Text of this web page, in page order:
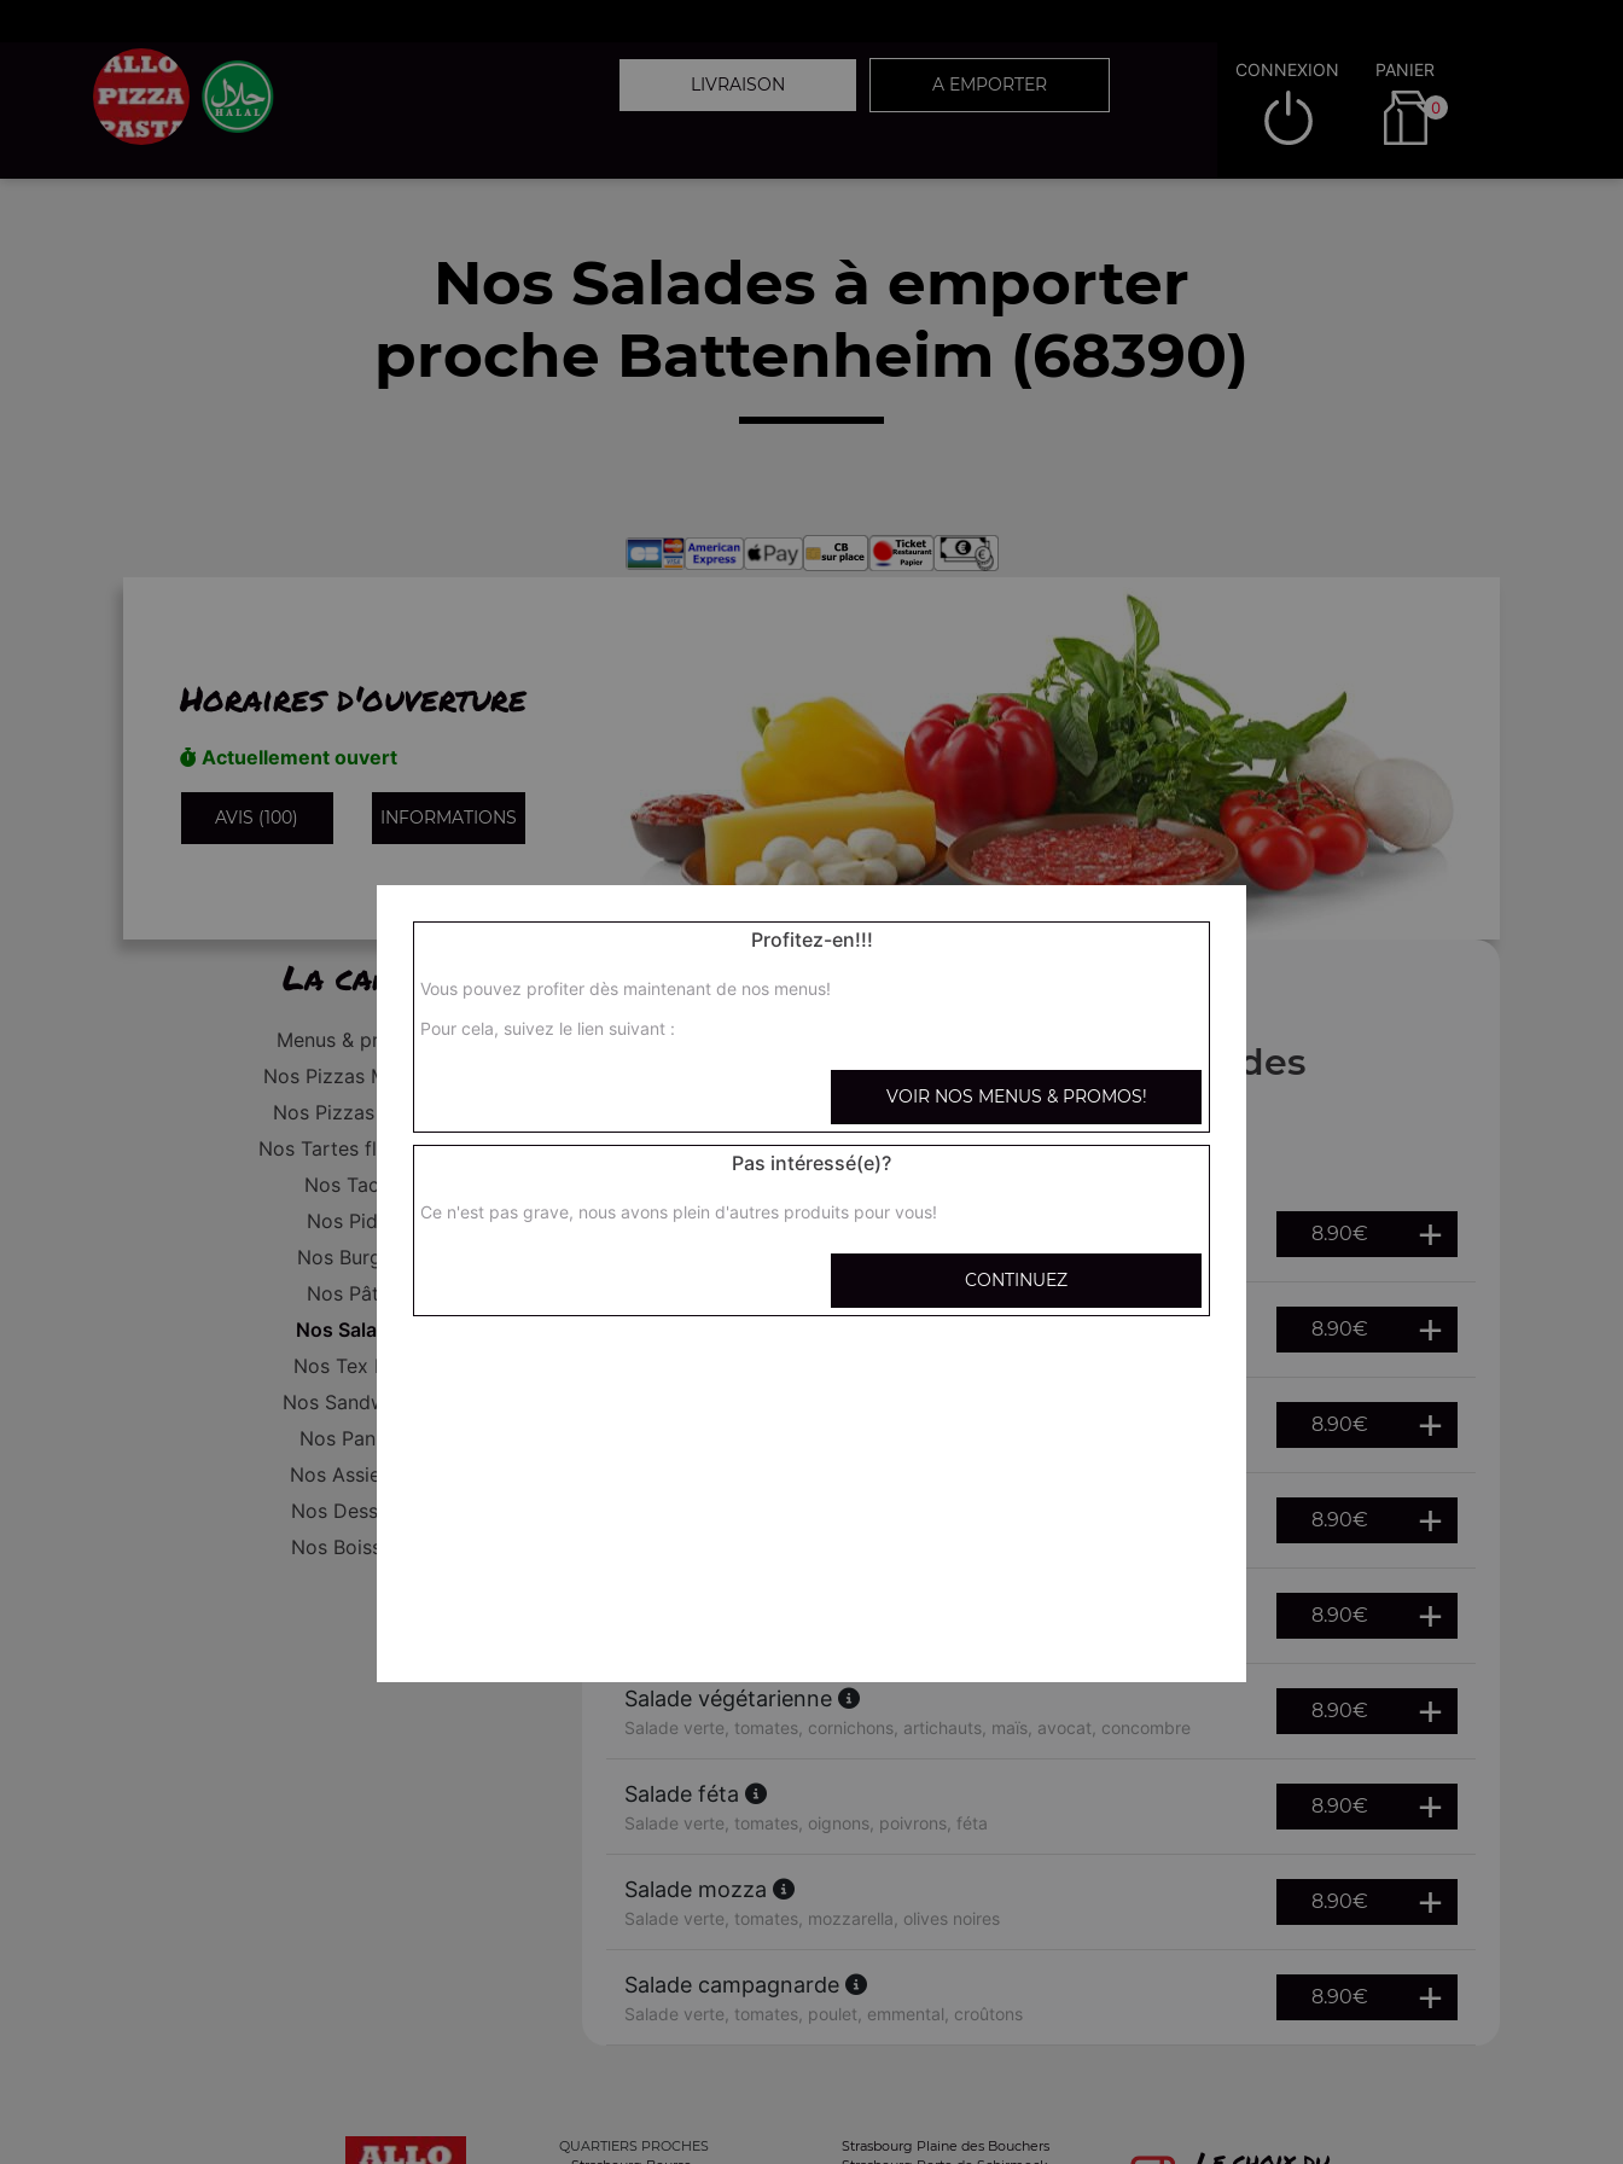
LIVRAISON A EMPORTER
CONNEXION PANIER
0
Nos Salades à emporter
proche Battenheim (68390)
Horaires d'ouverture
Actuellement ouvert
AVIS (100) INFORMATIONS
La carte
Menus & promos
Nos Pizzas Médium
Nos Pizzas Large
Nos Tartes flambées
Nos Tacos
Nos Pides
Nos Burgers
Nos Pâtes
Nos Salades
Nos Tex Mex
Nos Sandwichs
Nos Paninis
Nos Assiettes
Nos Desserts
Nos Boissons
Nos Salades
Salade du chef
Salade verte, tomates, jambon, maïs, gruyère, cornichon
8.90€
Salade royale 8.90€
8.90€
8.90€
8.90€
Salade végétarienne
Salade verte, tomates, cornichons, artichauts, maïs, avocat, concombre
8.90€
Salade féta
Salade verte, tomates, oignons, poivrons, féta
8.90€
Salade mozza
Salade verte, tomates, mozzarella, olives noires
8.90€
Salade campagnarde
Salade verte, tomates, poulet, emmental, croûtons
8.90€
QUARTIERS PROCHES
Strasbourg Plaine des Bouchers
Profitez-en!!!
Vous pouvez profiter dès maintenant de nos menus!
Pour cela, suivez le lien suivant :
VOIR NOS MENUS & PROMOS!
Pas intéressé(e)?
Ce n'est pas grave, nous avons plein d'autres produits pour vous!
CONTINUEZ